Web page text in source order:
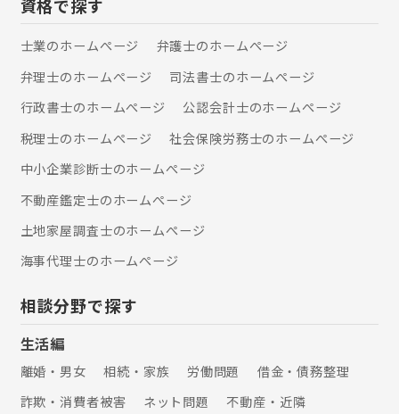
資格で探す
士業のホームぺージ
弁護士のホームぺージ
弁理士のホームぺージ
司法書士のホームぺージ
行政書士のホームぺージ
公認会計士のホームぺージ
税理士のホームぺージ
社会保険労務士のホームぺージ
中小企業診断士のホームぺージ
不動産鑑定士のホームぺージ
土地家屋調査士のホームぺージ
海事代理士のホームぺージ
相談分野で探す
生活編
離婚・男女 相続・家族 労働問題
借金・債務整理
詐欺・消費者被害
ネット問題
不動産・近隣